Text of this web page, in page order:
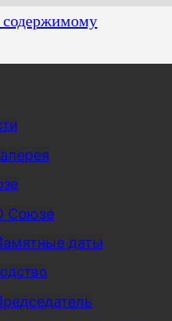
содержимому
Союзе
даты